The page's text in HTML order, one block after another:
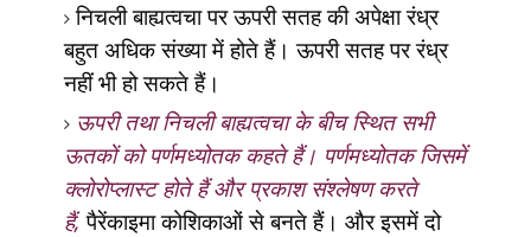
निचली बाह्यत्वचा पर ऊपरी सतह की अपेक्षा रंध्र
बहुत अधिक संख्या में होते हैं। ऊपरी सतह पर रंध्र
नहीं भी हो सकते हैं।
ऊपरी तथा निचली बाह्यत्वचा के बीच स्थित सभी
ऊतकों को पर्णमध्योतक कहते हैं। पर्णमध्योतक जिसमें
क्लोरोप्लास्ट होते हैं और प्रकाश संश्लेषण करते
हैं,पैरेंकाइमा कोशिकाओं से बनते हैं। और इसमें दो